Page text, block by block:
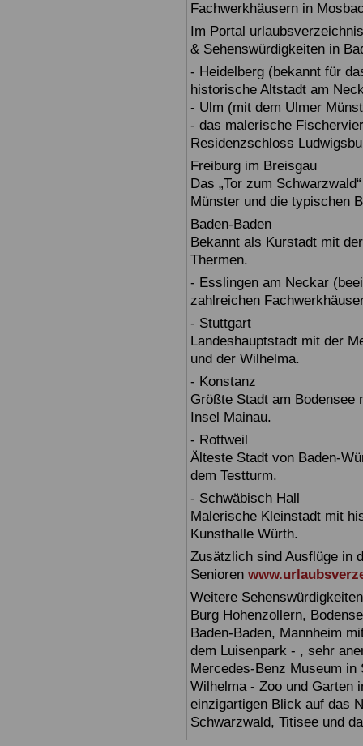
Fachwerkhäusern in
Im Portal
& Sehenswürdigkeiten in
- Heidelberg (bekannt für
historische Altstadt am
- Ulm (mit dem Ulmer
- das malerische
Residenzschloss
Freiburg im Breisgau
Das „Tor zum
Münster und die typischen
Baden-Baden
Bekannt als Kurstadt mit
Thermen.
- Esslingen am Neckar
zahlreichen
- Stuttgart
Landeshauptstadt mit der
und der Wilhelma.
- Konstanz
Größte Stadt am Bodensee
Insel Mainau.
- Rottweil
Älteste Stadt von Baden-
dem Testturm.
- Schwäbisch Hall
Malerische Kleinstadt mit
Kunsthalle Würth.
Zusätzlich sind Ausflüge in
Senioren
Weitere
Burg Hohenzollern,
Baden-Baden, Mannheim
dem Luisenpark - , sehr
Mercedes-Benz Museum
Wilhelma - Zoo und Garten
einzigartigen Blick auf das
Schwarzwald, Titisee und